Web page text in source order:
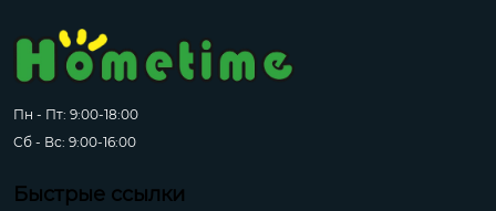
Пн - Пт: 9:00-18:00
Сб - Вс: 9:00-16:00
Быстрые ссылки